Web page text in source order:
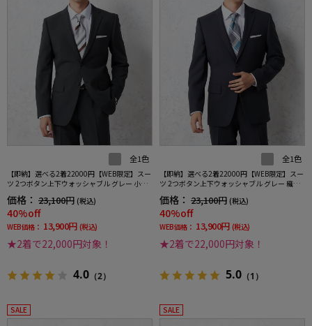
全1色
【即納】選べる2着22000円【WEB限定】スー
ツ 2つボタン上下ウォッシャブル グレー 小柄
3シーズン対応
価格： 23,100円 (税込)
40%off
WEB価格： 13,900円 (税込)
★2着で22,000円対象！
4.0 （2）
全1色
【即納】選べる2着22000円【WEB限定】スー
ツ 2つボタン上下ウォッシャブル グレー 織柄
無地 3シーズン対応
価格： 23,100円 (税込)
40%off
WEB価格： 13,900円 (税込)
★2着で22,000円対象！
5.0 （1）
SALE SALE